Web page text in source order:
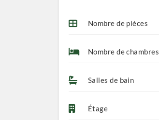
Nombre de pièces
Nombre de chambres
Salles de bain
Étage